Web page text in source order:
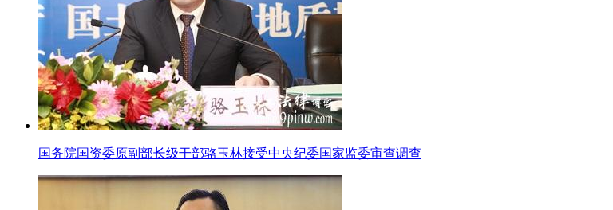
国务院国资委原副部长级干部骆玉林接受中央纪委国家监委审查调查